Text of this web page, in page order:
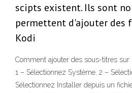
scipts existent. Ils sont
permettent d'ajouter des
Kodi
Comment ajouter des sous-titres sur
1 – Sélectionnez Système. 2 –
Sélectionnez Installer depuis un